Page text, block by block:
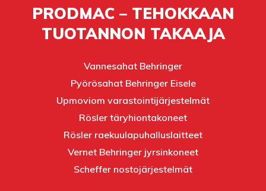
PRODMAC – TEHOKKAAN
TUOTANNON TAKAAJA
Vannesahat Behringer
Pyörösahat Behringer Eisele
Upmoviom varastointijärjestelmät
Rösler täryhiontakoneet
Rösler raekuulapuhalluslaitteet
Vernet Behringer jyrsinkoneet
Scheffer nostojärjestelmät